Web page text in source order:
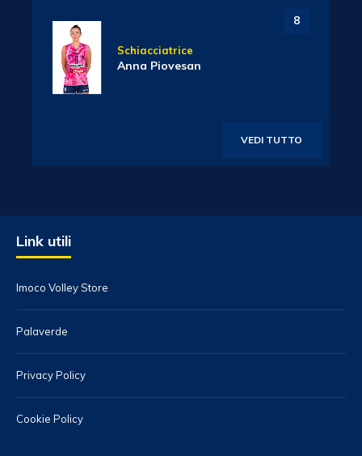
8
Schiacciatrice
Anna Piovesan
VEDI TUTTO
Link utili
Imoco Volley Store
Palaverde
Privacy Policy
Cookie Policy